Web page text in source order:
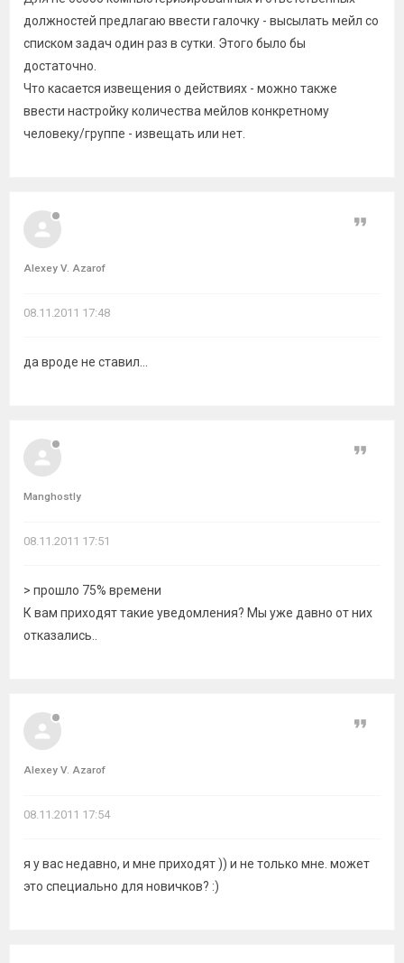
должностей предлагаю ввести галочку - высылать мейл со
списком задач один раз в сутки. Этого было бы
достаточно.
Что касается извещения о действиях - можно также
ввести настройку количества мейлов конкретному
человеку/группе - извещать или нет.
Alexey V. Azarof
Цитата
08.11.2011 17:48
да вроде не ставил...
Manghostly
Цитата
08.11.2011 17:51
> прошло 75% времени
К вам приходят такие уведомления? Мы уже давно от них
отказались..
Alexey V. Azarof
Цитата
08.11.2011 17:54
я у вас недавно, и мне приходят )) и не только мне. может
это специально для новичков? :)